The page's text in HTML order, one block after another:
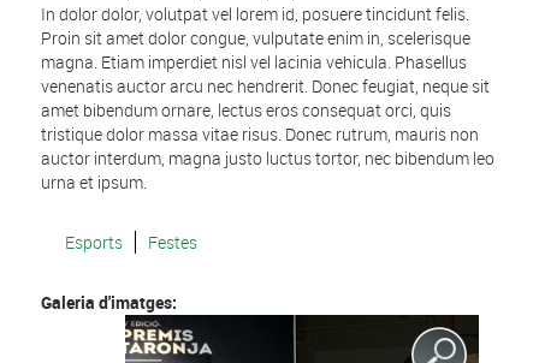
In dolor dolor, volutpat vel lorem id, posuere tincidunt felis.
Proin sit amet dolor congue, vulputate enim in, scelerisque
magna. Etiam imperdiet nisl vel lacinia vehicula. Phasellus
venenatis auctor arcu nec hendrerit. Donec feugiat, neque sit
amet bibendum ornare, lectus eros consequat orci, quis
tristique dolor massa vitae risus. Donec rutrum, mauris non
auctor interdum, magna justo luctus tortor, nec bibendum leo
urna et ipsum.
Esports Festes
Galeria d'imatges: